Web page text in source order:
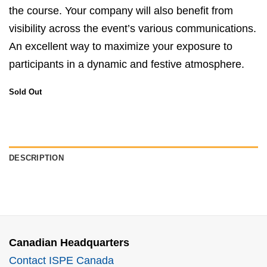
the course. Your company will also benefit from
visibility across the event’s various communications.
An excellent way to maximize your exposure to
participants in a dynamic and festive atmosphere.
Sold Out
DESCRIPTION
Canadian Headquarters
Contact ISPE Canada